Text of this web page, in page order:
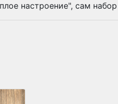
настроение", сам